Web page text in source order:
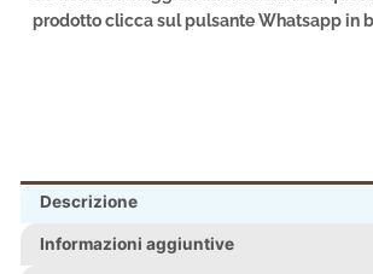
prodotto clicca sul pulsante Whatsapp in
Descrizione
Informazioni aggiuntive